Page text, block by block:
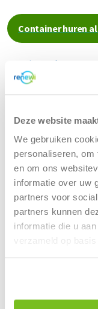
Deze website
We gebruiken
personaliseren,
en om ons
informatie over uw
partners voor
partners kunnen
informatie die u
verzameld op
Container huren
Renewi -
Europaweg 19
7903 TD
Tel:088 7003333
(Bereikbaar tijdens